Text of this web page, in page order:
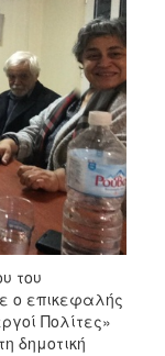
του
ο επικεφαλής
Πολίτες»
δημοτική